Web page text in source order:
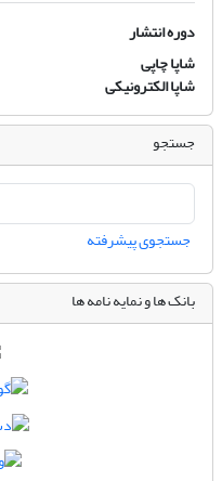
دوره انتشار
شاپا چاپی
شاپا الکترونیکی
جستجو
جستجوی پیشرفته
بانک ها و نمایه نامه ها